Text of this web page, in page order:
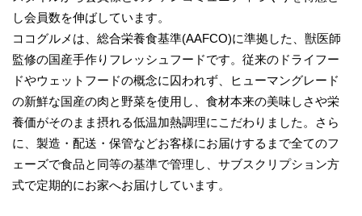
し会員数を伸ばしています。
ココグルメは、総合栄養食基準(AAFCO)に準拠した、獣医師
監修の国産手作りフレッシュフードです。従来のドライフー
ドやウェットフードの概念に囚われず、ヒューマングレード
の新鮮な国産の肉と野菜を使用し、食材本来の美味しさや栄
養価がそのまま摂れる低温加熱調理にこだわりました。さら
に、製造・配送・保管などお客様にお届けするまで全てのフ
ェーズで食品と同等の基準で管理し、サブスクリプション方
式で定期的にお家へお届けしています。